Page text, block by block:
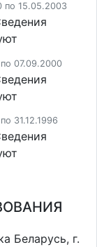
по 15.05.2003
07.09.2000
31.12.1996
Беларусь, г.